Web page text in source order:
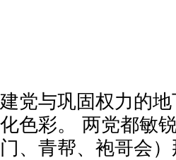
建党与巩固权力的
化色彩。 两党都敏
门、青帮、袍哥会